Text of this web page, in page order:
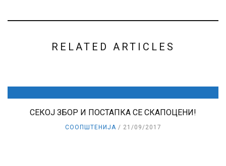
RELATED ARTICLES
СЕКОЈ ЗБОР И ПОСТАПКА СЕ СКАПОЦЕНИ!
СООПШТЕНИЈА 21/09/2017